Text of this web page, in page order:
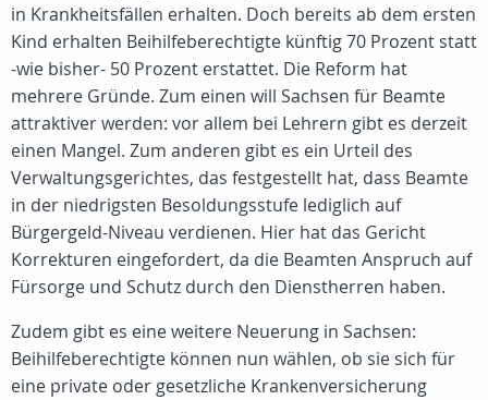
in Krankheitsfällen erhalten. Doch bereits ab dem ersten
Kind erhalten Beihilfeberechtigte künftig 70 Prozent statt
-wie bisher- 50 Prozent erstattet. Die Reform hat
mehrere Gründe. Zum einen will Sachsen für Beamte
attraktiver werden: vor allem bei Lehrern gibt es derzeit
einen Mangel. Zum anderen gibt es ein Urteil des
Verwaltungsgerichtes, das festgestellt hat, dass Beamte
in der niedrigsten Besoldungsstufe lediglich auf
Bürgergeld-Niveau verdienen. Hier hat das Gericht
Korrekturen eingefordert, da die Beamten Anspruch auf
Fürsorge und Schutz durch den Dienstherren haben.
Zudem gibt es eine weitere Neuerung in Sachsen:
Beihilfeberechtigte können nun wählen, ob sie sich für
eine private oder gesetzliche Krankenversicherung